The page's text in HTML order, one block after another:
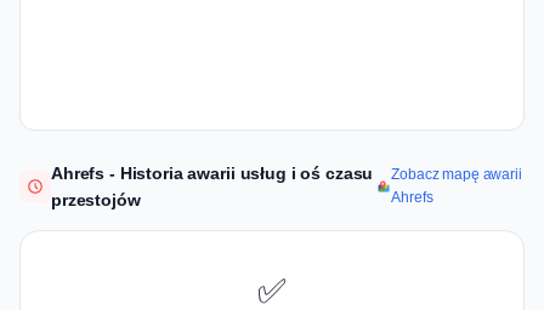
Ahrefs - Historia awarii usług i oś czasu
przestojów
Zobacz mapę awarii
Ahrefs
✅